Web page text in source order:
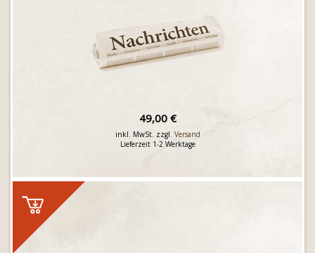
49,00 €
inkl. MwSt. zzgl. Versand
Lieferzeit 1-2 Werktage